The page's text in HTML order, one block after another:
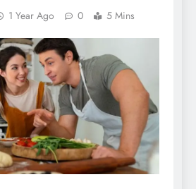
1 Year Ago 0 5 Mins